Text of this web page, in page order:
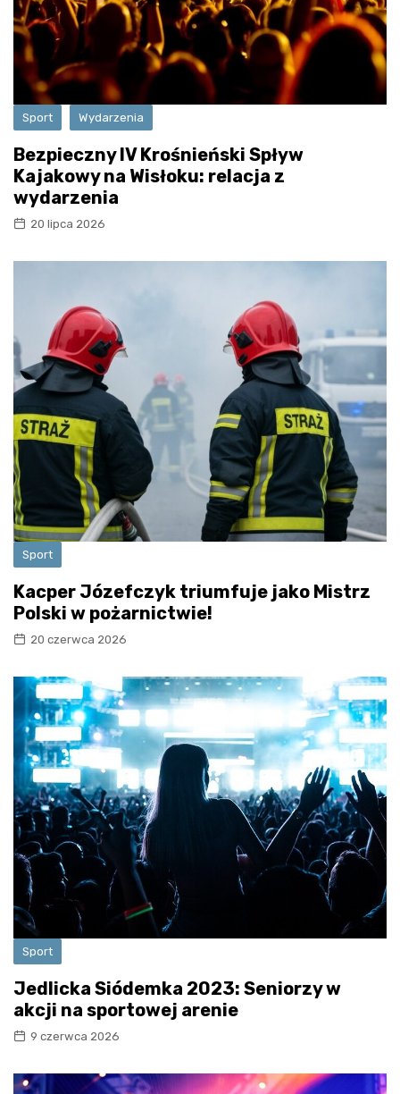
Sport Wydarzenia
Bezpieczny IV Krośnieński Spływ
Kajakowy na Wisłoku: relacja z
wydarzenia
20 lipca 2026
Sport
Kacper Józefczyk triumfuje jako Mistrz
Polski w pożarnictwie!
20 czerwca 2026
Sport
Jedlicka Siódemka 2023: Seniorzy w
akcji na sportowej arenie
9 czerwca 2026